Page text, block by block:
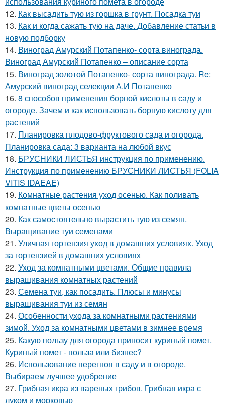
12. Как высадить тую из горшка в грунт. Посадка туи
13. Как и когда сажать тую на даче. Добавление статьи в
новую подборку
14. Виноград Амурский Потапенко- сорта винограда.
Виноград Амурский Потапенко – описание сорта
15. Виноград золотой Потапенко- сорта винограда. Re:
Амурский виноград селекции А.И Потапенко
16. 8 способов применения борной кислоты в саду и
огороде. Зачем и как использовать борную кислоту для
растений
17. Планировка плодово-фруктового сада и огорода.
Планировка сада: 3 варианта на любой вкус
18. БРУСНИКИ ЛИСТЬЯ инструкция по применению.
Инструкция по применению БРУСНИКИ ЛИСТЬЯ (FOLIA
VITIS IDAEAE)
19. Комнатные растения уход осенью. Как поливать
комнатные цветы осенью
20. Как самостоятельно вырастить тую из семян.
Выращивание туи семенами
21. Уличная гортензия уход в домашних условиях. Уход
за гортензией в домашних условиях
22. Уход за комнатными цветами. Общие правила
выращивания комнатных растений
23. Семена туи, как посадить. Плюсы и минусы
выращивания туи из семян
24. Особенности ухода за комнатными растениями
зимой. Уход за комнатными цветами в зимнее время
25. Какую пользу для огорода приносит куриный помет.
Куриный помет - польза или бизнес?
26. Использование перегноя в саду и в огороде.
Выбираем лучшее удобрение
27. Грибная икра из вареных грибов. Грибная икра с
луком и морковью